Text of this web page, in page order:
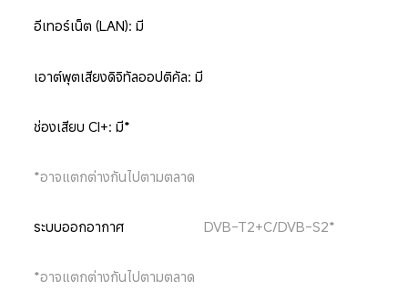
อีเทอร์เน็ต (LAN): มี
เอาต์พุตเสียงดิจิทัลออปติคัล: มี
ช่องเสียบ CI+: มี*
*อาจแตกต่างกันไปตามตลาด
ระบบออกอากาศ DVB-T2+C/DVB-S2*
*อาจแตกต่างกันไปตามตลาด